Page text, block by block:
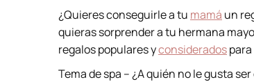
¿Quieres conseguirle a tu mamá un
quieras sorprender a tu hermana
regalos populares yconsiderados
Tema de spa – ¿A quién no le gusta